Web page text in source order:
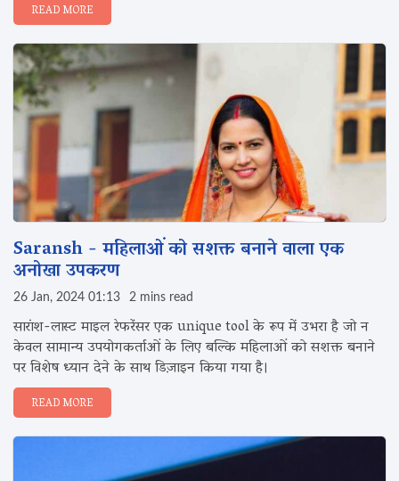
READ MORE
Saransh - महिलाओं को सशक्त बनाने वाला एक
अनोखा उपकरण
26 Jan, 2024 01:13 2 mins read
सारांश-लास्ट माइल रेफरेंसर एक unique tool के रूप में उभरा है जो न
केवल सामान्य उपयोगकर्ताओं के लिए बल्कि महिलाओं को सशक्त बनाने
पर विशेष ध्यान देने के साथ डिज़ाइन किया गया है।
READ MORE